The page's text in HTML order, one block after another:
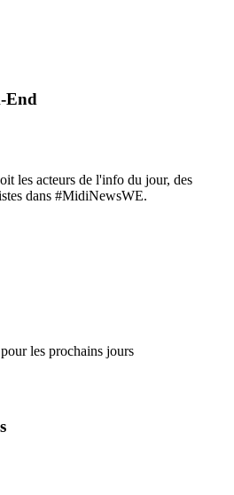
End
les acteurs de l'info du jour, des
dans #MidiNewsWE.
les prochains jours